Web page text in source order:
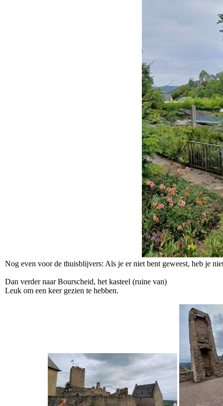
Nog even voor de thuisblijvers: Als je er niet bent geweest, heb je
Dan verder naar Bourscheid, het kasteel (ruine van)
Leuk om een keer gezien te hebben.